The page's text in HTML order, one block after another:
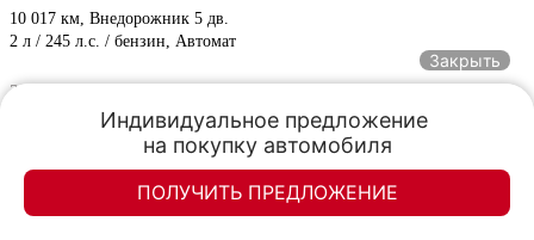
10 017 км, Внедорожник 5 дв.
2 л / 245 л.с. / бензин, Автомат
3 159 000
3 144 000 от 31 799
Закрыть
Индивидуальное предложение
на покупку автомобиля
ПОЛУЧИТЬ ПРЕДЛОЖЕНИЕ
Элан-моторс
Элан-моторс